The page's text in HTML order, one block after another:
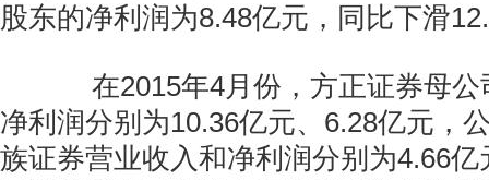
股东的净利润为8.48亿元，同比下滑
在2015年4月份，方正证券母公
净利润分别为10.36亿元、6.28亿元，
族证券营业收入和净利润分别为4.66